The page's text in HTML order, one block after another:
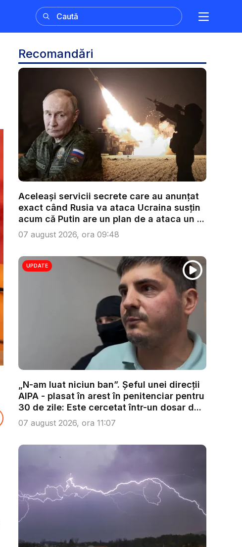
Recomandări
Aceleași servicii secrete care au anunțat
exact când Rusia va ataca Ucraina susțin
acum că Putin are un plan de a ataca un ...
07 august 2026, ora 09:48
UPDATE
„N-am luat niciun ban”. Șeful unei direcții
AIPA - plasat în arest în penitenciar pentru
30 de zile: Este cercetat într-un dosar d...
07 august 2026, ora 11:07